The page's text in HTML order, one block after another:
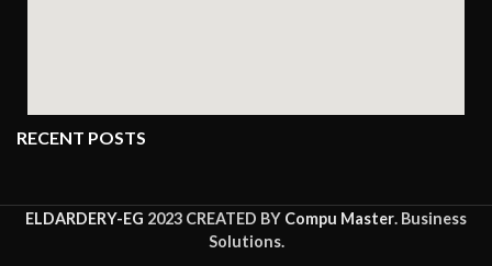
RECENT POSTS
ELDARDERY-EG 2023 CREATED BY Compu Master. Business
Solutions.